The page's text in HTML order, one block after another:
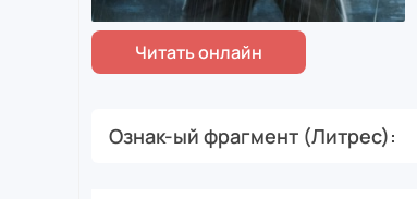
Ознак-ый фрагмент (Литрес)